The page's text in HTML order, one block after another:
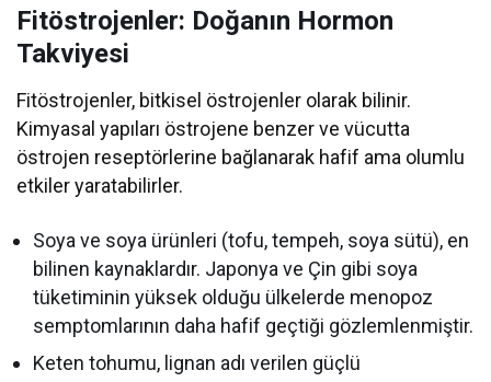
Fitöstrojenler: Doğanın Hormon
Takviyesi
Fitöstrojenler, bitkisel östrojenler olarak bilinir.
Kimyasal yapıları östrojene benzer ve vücutta
östrojen reseptörlerine bağlanarak hafif ama olumlu
etkiler yaratabilirler.
Soya ve soya ürünleri (tofu, tempeh, soya sütü), en
bilinen kaynaklardır. Japonya ve Çin gibi soya
tüketiminin yüksek olduğu ülkelerde menopoz
semptomlarının daha hafif geçtiği gözlemlenmiştir.
Keten tohumu, lignan adı verilen güçlü